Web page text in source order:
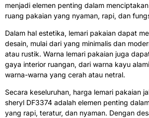
menjadi elemen penting dalam
ruang pakaian yang nyaman, rapi, dan
Dalam hal estetika, lemari pakaian dapat
desain, mulai dari yang minimalis dan
atau rustik. Warna lemari pakaian juga
gaya interior ruangan, dari warna kayu
warna-warna yang cerah atau netral.
Secara keseluruhan, harga lemari pakaian
sheryl DF3374 adalah elemen penting
yang rapi, teratur, dan nyaman. Dengan